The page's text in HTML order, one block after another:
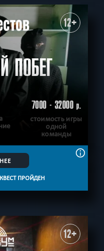
12+
ПОБЕГ
7000 - 32000р.
стоимость игры
одной
команды
КВЕСТ ПРОЙДЕН
12+